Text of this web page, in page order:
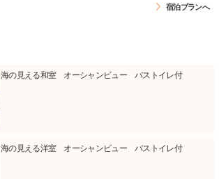
宿泊プランへ
海の見える和室 オーシャンビュー バストイレ付
海の見える洋室 オーシャンビュー バストイレ付